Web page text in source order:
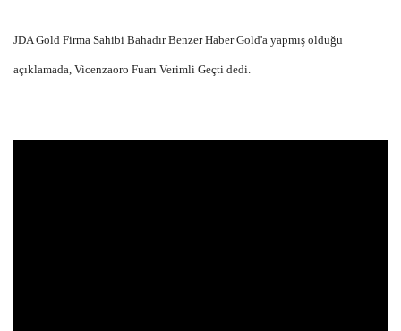
JDA Gold Firma Sahibi Bahadır Benzer Haber Gold'a yapmış olduğu
açıklamada, Vicenzaoro Fuarı Verimli Geçti dedi.